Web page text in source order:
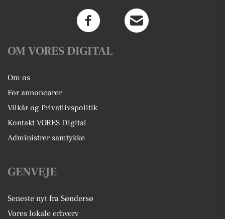
OM VORES DIGITAL
Om os
For annoncører
Vilkår og Privatlivspolitik
Kontakt VORES Digital
Administrer samtykke
GENVEJE
Seneste nyt fra Søndersø
Vores lokale erhverv